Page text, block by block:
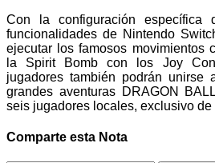
Con la configuración
funcionalidades de Nintendo
ejecutar los famosos movimientos
la Spirit Bomb con los Joy
jugadores también podrán unirse
grandes aventuras DRAGON
seis jugadores locales, exclusivo
Comparte esta Nota